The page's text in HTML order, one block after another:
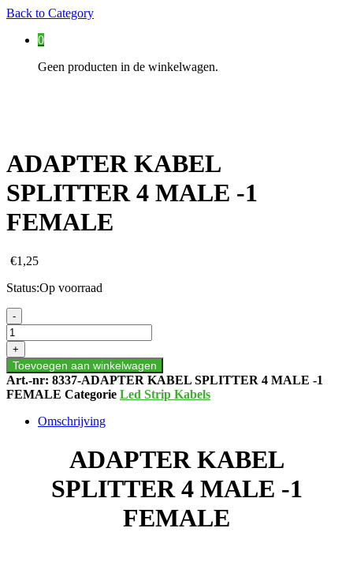
Back to Category
0
Geen producten in de winkelwagen.
ADAPTER KABEL
SPLITTER 4 MALE -1
FEMALE
€1,25
Status:Op voorraad
ADAPTER
KABEL
SPLITTER
4
MALE
-1
FEMALE
-
+
Toevoegen aan winkelwagen
Art.-nr: 8337-ADAPTER KABEL SPLITTER 4 MALE -1
FEMALE Categorie Led Strip Kabels
Omschrijving
ADAPTER KABEL
SPLITTER 4 MALE -1
FEMALE